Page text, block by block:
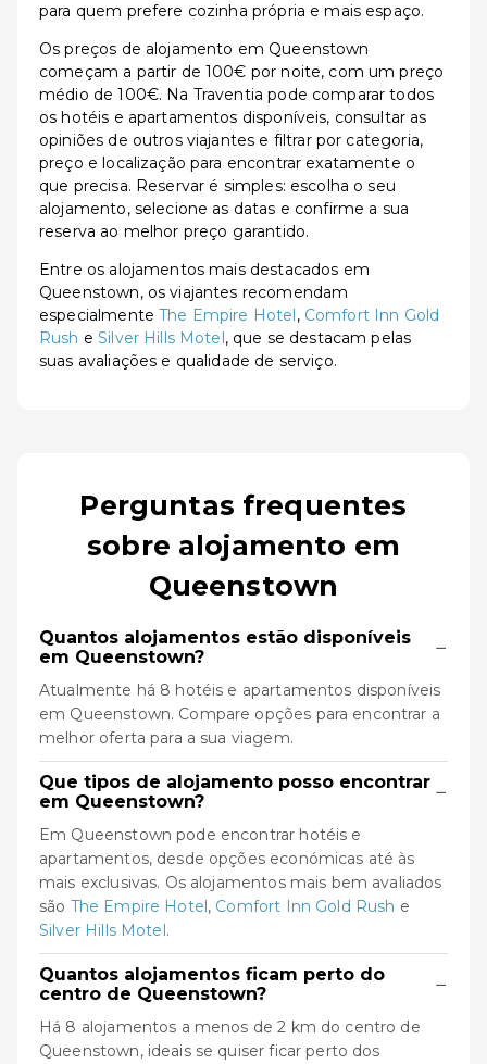
para quem prefere cozinha própria e mais espaço.
Os preços de alojamento em Queenstown
começam a partir de 100€ por noite, com um preço
médio de 100€. Na Traventia pode comparar todos
os hotéis e apartamentos disponíveis, consultar as
opiniões de outros viajantes e filtrar por categoria,
preço e localização para encontrar exatamente o
que precisa. Reservar é simples: escolha o seu
alojamento, selecione as datas e confirme a sua
reserva ao melhor preço garantido.
Entre os alojamentos mais destacados em
Queenstown, os viajantes recomendam
especialmenteThe Empire Hotel, Comfort Inn Gold
Rush eSilver Hills Motel, que se destacam pelas
suas avaliações e qualidade de serviço.
Perguntas frequentes
sobre alojamento em
Queenstown
Quantos alojamentos estão disponíveis
em Queenstown?
−
Atualmente há 8 hotéis e apartamentos disponíveis
em Queenstown. Compare opções para encontrar a
melhor oferta para a sua viagem.
Que tipos de alojamento posso encontrar
em Queenstown?
−
Em Queenstown pode encontrar hotéis e
apartamentos, desde opções económicas até às
mais exclusivas. Os alojamentos mais bem avaliados
são The Empire Hotel, Comfort Inn Gold Rush e
Silver Hills Motel.
Quantos alojamentos ficam perto do
centro de Queenstown?
−
Há 8 alojamentos a menos de 2 km do centro de
Queenstown, ideais se quiser ficar perto dos